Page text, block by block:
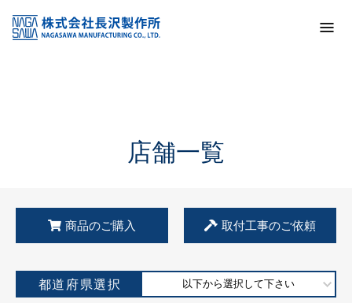
KSS加盟店・取扱店情報
店舗一覧
店舗一覧
商品のご購入 取付工事のご依頼
都道府県選択 以下から選択して下さい